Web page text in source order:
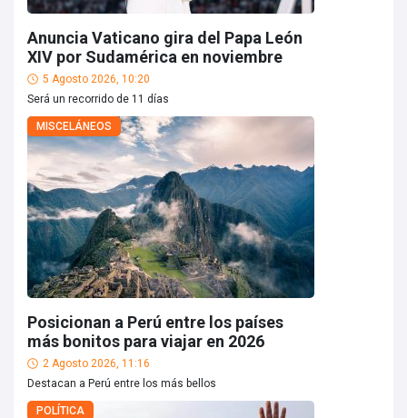
Anuncia Vaticano gira del Papa León
XIV por Sudamérica en noviembre
5 Agosto 2026, 10:20
Será un recorrido de 11 días
MISCELÁNEOS
Posicionan a Perú entre los países
más bonitos para viajar en 2026
2 Agosto 2026, 11:16
Destacan a Perú entre los más bellos
POLÍTICA